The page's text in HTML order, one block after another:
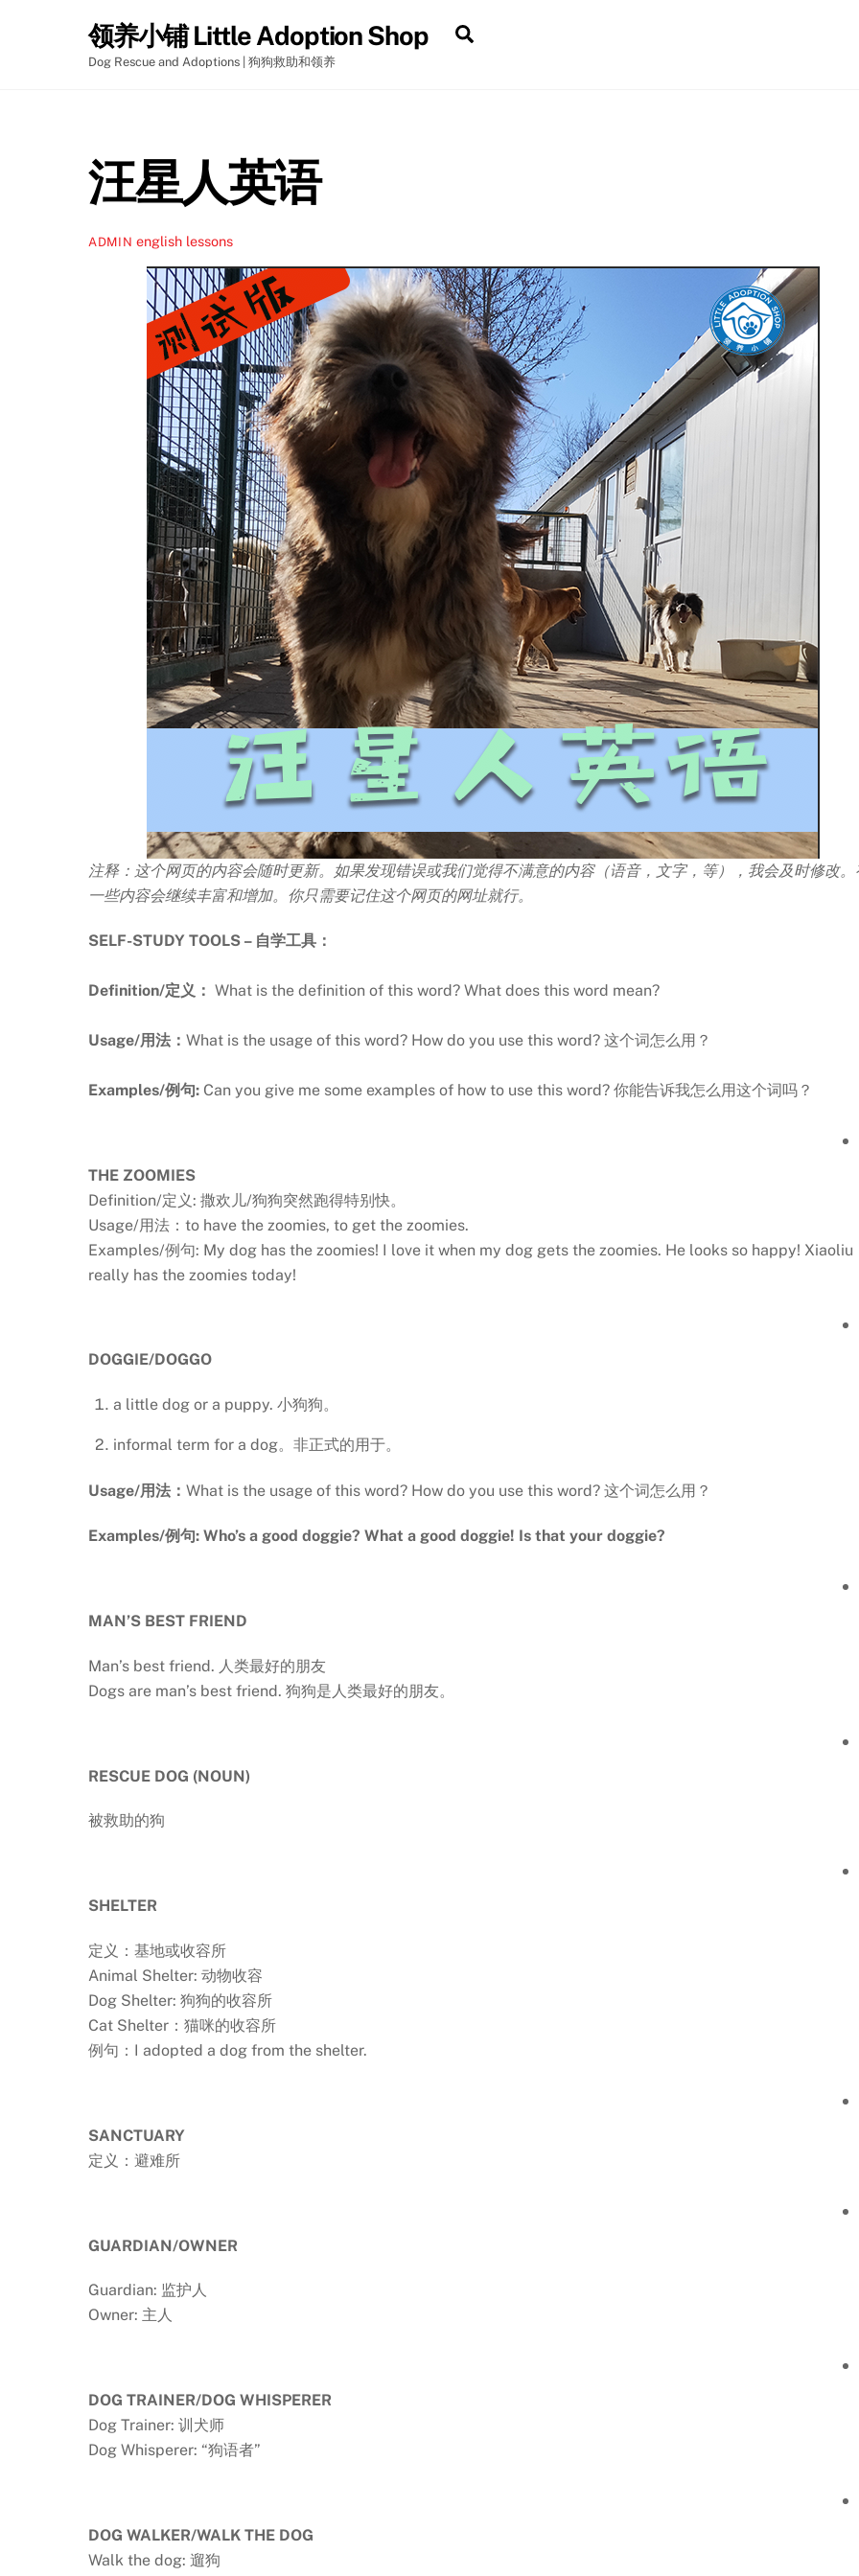
领养小铺 Little Adoption Shop
Dog Rescue and Adoptions | 狗狗救助和领养
汪星人英语
ADMIN english lessons
注释：这个网页的内容会随时更新。如果发现错误或我们觉得不满意的内容（语音，文字，等），我会及时修改。
一些内容会继续丰富和增加。你只需要记住这个网页的网址就行。
SELF-STUDY TOOLS – 自学工具：
Definition/定义： What is the definition of this word? What does this word mean?
Usage/用法： What is the usage of this word? How do you use this word? 这个词怎么用？
Examples/例句: Can you give me some examples of how to use this word? 你能告诉我怎么用这个词吗？
THE ZOOMIES
Definition/定义: 撒欢儿/狗狗突然跑得特别快。
Usage/用法：to have the zoomies, to get the zoomies.
Examples/例句: My dog has the zoomies! I love it when my dog gets the zoomies. He looks so happy! Xiaoliu
really has the zoomies today!
DOGGIE/DOGGO
a little dog or a puppy. 小狗狗。
informal term for a dog。非正式的用于。
Usage/用法： What is the usage of this word? How do you use this word? 这个词怎么用？
Examples/例句: Who’s a good doggie? What a good doggie! Is that your doggie?
MAN’S BEST FRIEND
Man’s best friend. 人类最好的朋友
Dogs are man’s best friend. 狗狗是人类最好的朋友。
RESCUE DOG (NOUN)
被救助的狗
SHELTER
定义：基地或收容所
Animal Shelter: 动物收容
Dog Shelter: 狗狗的收容所
Cat Shelter：猫咪的收容所
例句：I adopted a dog from the shelter.
SANCTUARY
定义：避难所
GUARDIAN/OWNER
Guardian: 监护人
Owner: 主人
DOG TRAINER/DOG WHISPERER
Dog Trainer: 训犬师
Dog Whisperer: “狗语者”
DOG WALKER/WALK THE DOG
Walk the dog: 遛狗